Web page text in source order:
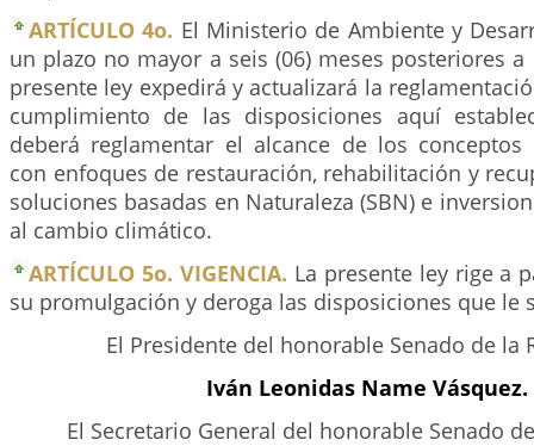
ARTÍCULO 4o. El Ministerio de Ambiente y
un plazo no mayor a seis (06) meses posteriores
presente ley expedirá y actualizará la
cumplimiento de las disposiciones aquí
deberá reglamentar el alcance de los
con enfoques de restauración, rehabilitación y
soluciones basadas en Naturaleza (SBN) e
al cambio climático.
ARTÍCULO 5o. VIGENCIA. La presente ley rige a
su promulgación y deroga las disposiciones que le
El Presidente del honorable Senado de la
Iván Leonidas Name Vásquez.
El Secretario General del honorable Senado